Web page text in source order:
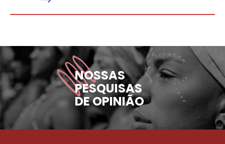
NOSSAS
PESQUISAS
DE OPINIÃO